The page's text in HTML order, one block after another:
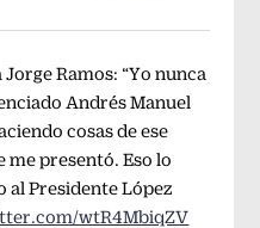
Ramos: “Yo nunca
Andrés Manuel
cosas de ese
me presentó. Eso lo
al Presidente López
wtR4MbiqZV